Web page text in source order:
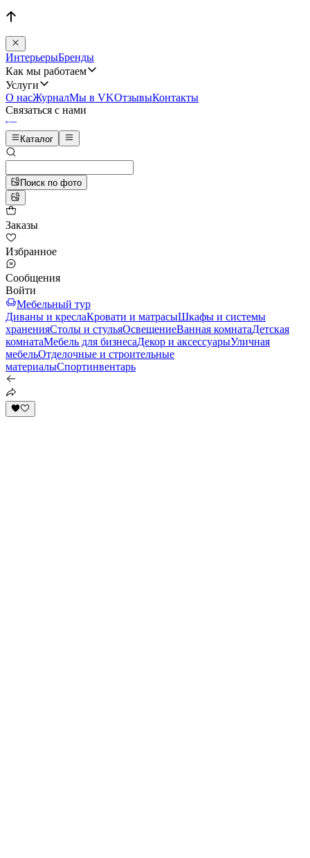
ИнтерьерыБренды
Как мы работаем
Услуги
О насЖурналМы в VKОтзывыКонтакты
Связаться с нами
Каталог
Поиск по фото
Заказы
Избранное
Сообщения
Войти
Мебельный тур
Диваны и креслаКровати и матрасыШкафы и системы
храненияСтолы и стульяОсвещениеВанная комнатаДетская
комнатаМебель для бизнесаДекор и аксессуарыУличная
мебельОтделочные и строительные
материалыСпортинвентарь